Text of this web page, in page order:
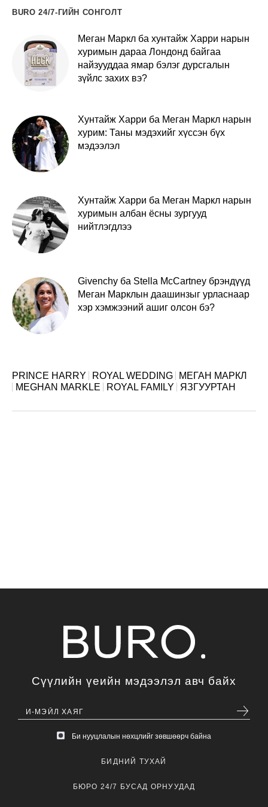
BURO 24/7-ГИЙН СОНГОЛТ
Меган Маркл ба хунтайж Харри нарын
хуримын дараа Лондонд байгаа
найзууддаа ямар бэлэг дурсгалын
зүйлс захих вэ?
Хунтайж Харри ба Меган Маркл нарын
хурим: Таны мэдэхийг хүссэн бүх
мэдээлэл
Хунтайж Харри ба Меган Маркл нарын
хуримын албан ёсны зургууд
нийтлэгдлээ
Givenchy ба Stella McCartney брэндүүд
Меган Марклын даашинзыг урласнаар
хэр хэмжээний ашиг олсон бэ?
PRINCE HARRY ROYAL WEDDING
МЕГАН МАРКЛ
MEGHAN MARKLE
ROYAL FAMILY ЯЗГУУРТАН
Сүүлийн үеийн мэдээлэл авч байх
Би нууцлалын нөхцлийг зөвшөөрч байна
БИДНИЙ ТУХАЙ
БЮРО 24/7 БУСАД ОРНУУДАД